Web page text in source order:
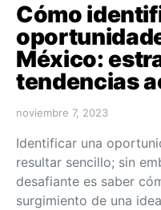
Cómo
México:
tendencias
noviembre 7, 2023
Identificar una
resultar sencillo; sin
desafiante es saber
surgimiento de una